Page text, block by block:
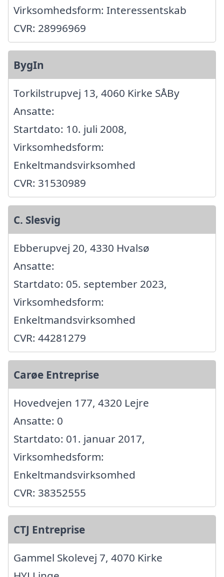
Virksomhedsform: Interessentskab
CVR: 28996969
BygIn
Torkilstrupvej 13, 4060 Kirke SÅBy
Ansatte:
Startdato: 10. juli 2008,
Virksomhedsform:
Enkeltmandsvirksomhed
CVR: 31530989
C. Slesvig
Ebberupvej 20, 4330 Hvalsø
Ansatte:
Startdato: 05. september 2023,
Virksomhedsform:
Enkeltmandsvirksomhed
CVR: 44281279
Carøe Entreprise
Hovedvejen 177, 4320 Lejre
Ansatte: 0
Startdato: 01. januar 2017,
Virksomhedsform:
Enkeltmandsvirksomhed
CVR: 38352555
CTJ Entreprise
Gammel Skolevej 7, 4070 Kirke